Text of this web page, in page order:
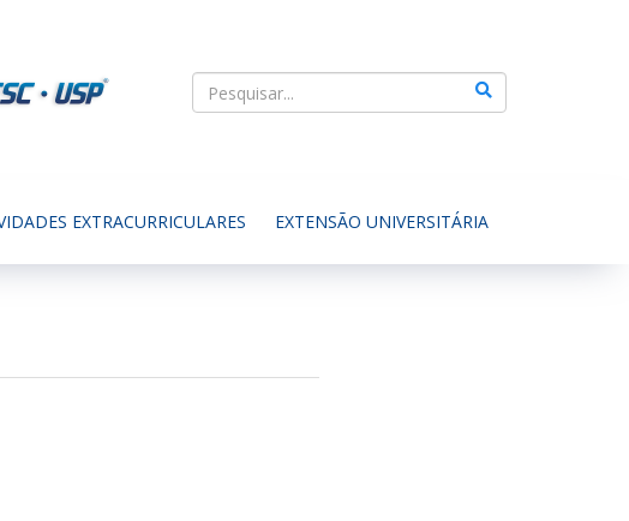
EXTRACURRICULARES EXTENSÃO UNIVERSITÁRIA